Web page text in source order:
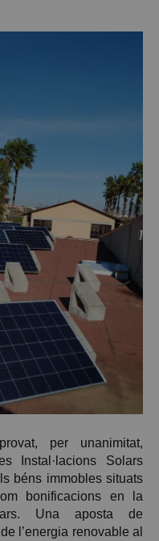
per unanimitat,
Instal·lacions Solars
béns immobles situats
bonificacions en la
Una aposta de
l’energia renovable al